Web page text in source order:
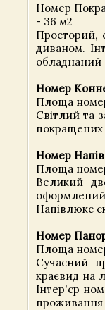
Номер
- 36 м2
Просторий,
диваном.
обладнаний
Номер
Площа
Світлий та
покращених
Номер
Площа
Великий
Напівлюкс
Номер
Площа
Сучасний
краєвид на
Інтер'єр
проживання